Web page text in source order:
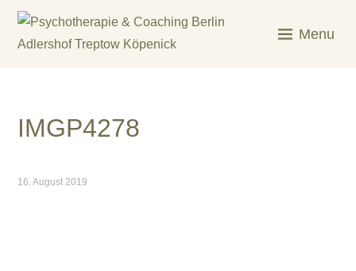
Skip
Menu
IMGP4278
16. August 2019